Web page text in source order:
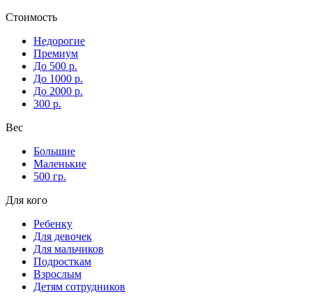
Стоимость
Недорогие
Премиум
До 500 р.
До 1000 р.
До 2000 р.
300 р.
Вес
Большие
Маленькие
500 гр.
Для кого
Ребенку
Для девочек
Для мальчиков
Подросткам
Взрослым
Детям сотрудников